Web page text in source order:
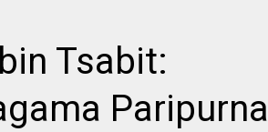
Tsabit:
Paripurna